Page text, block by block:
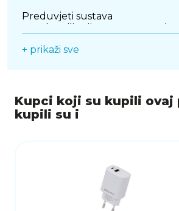
Preduvjeti sustava
• Uređaj s USB Type-C™
+ prikaži sve
Kupci koji su kupili ovaj
kupili su i